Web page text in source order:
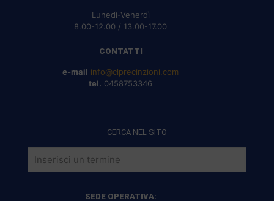
Lunedì-Venerdì
8.00-12.00 / 13.00-17.00
CONTATTI
e-mail info@clprecinzioni.com
tel. 0458753346
CERCA NEL SITO
SEDE OPERATIVA: